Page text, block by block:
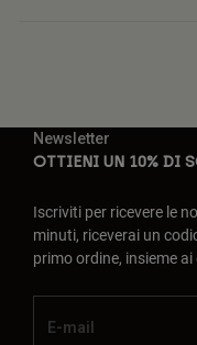
Newsletter
OTTIENI UN 10% DI
Iscriviti per ricevere le
minuti, riceverai un
primo ordine, insieme